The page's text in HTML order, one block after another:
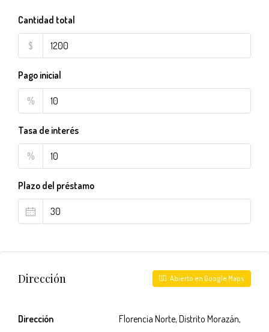
Cantidad total
$
Pago inicial
%
Tasa de interés
%
Plazo del préstamo
Dirección Abierto en Google Maps
Dirección
Florencia Norte, Distrito Morazán,